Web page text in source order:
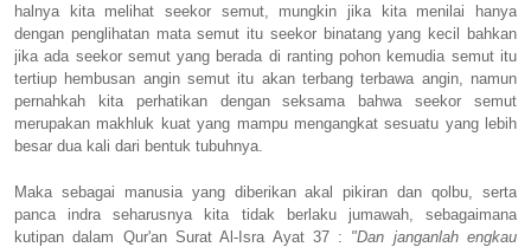
halnya kita melihat seekor semut, mungkin jika kita menilai hanya
dengan penglihatan mata semut itu seekor binatang yang kecil bahkan
jika ada seekor semut yang berada di ranting pohon kemudia semut itu
tertiup hembusan angin semut itu akan terbang terbawa angin, namun
pernahkah kita perhatikan dengan seksama bahwa seekor semut
merupakan makhluk kuat yang mampu mengangkat sesuatu yang lebih
besar dua kali dari bentuk tubuhnya.
Maka sebagai manusia yang diberikan akal pikiran dan qolbu, serta
panca indra seharusnya kita tidak berlaku jumawah, sebagaimana
kutipan dalam Qur'an Surat Al-Isra Ayat 37 : "Dan janganlah engkau